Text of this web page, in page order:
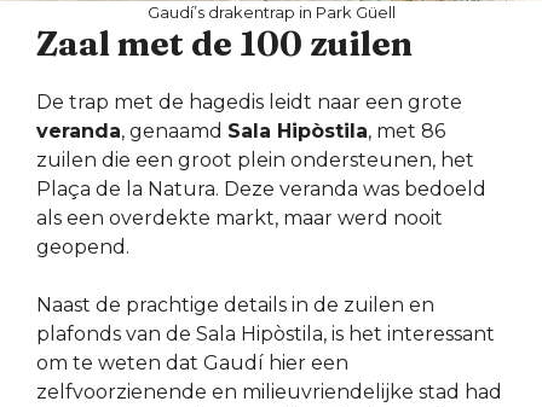
Gaudí’s drakentrap in Park Güell
Zaal met de 100 zuilen
De trap met de hagedis leidt naar een grote
veranda, genaamd Sala Hipòstila, met 86
zuilen die een groot plein ondersteunen, het
Plaça de la Natura. Deze veranda was bedoeld
als een overdekte markt, maar werd nooit
geopend.
Naast de prachtige details in de zuilen en
plafonds van de Sala Hipòstila, is het interessant
om te weten dat Gaudí hier een
zelfvoorzienende en milieuvriendelijke stad had